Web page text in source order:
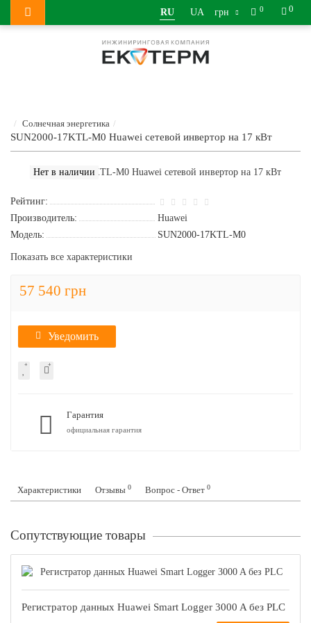
0
RU UA грн 0
Солнечная энергетика
SUN2000-17KTL-M0 Huawei сетевой инвертор на 17 кВт
Нет в наличии
Рейтинг:
Производитель:
Huawei
Модель:
SUN2000-17KTL-M0
Показать все характеристики
57 540 грн
Уведомить
Гарантия
официальная гарантия
Характеристики Отзывы 0 Вопрос - Ответ 0
Сопутствующие товары
Регистратор данных Huawei Smart Logger 3000 A без PLC